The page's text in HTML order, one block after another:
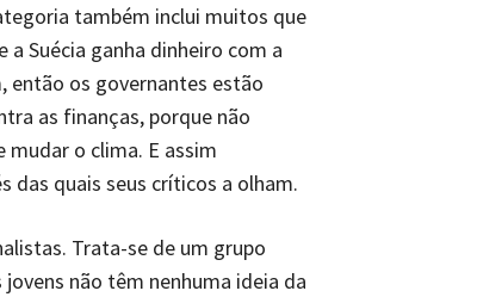
também inclui muitos que
Suécia ganha dinheiro com a
então os governantes estão
as finanças, porque não
o clima. E assim
das quais seus críticos a olham.
Trata-se de um grupo
não têm nenhuma ideia da